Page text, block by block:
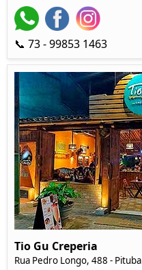
📞 73 - 99853 1463
Tio Gu Creperia
Rua Pedro Longo, 488 - Pituba